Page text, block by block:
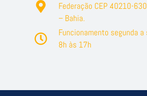
Federação CEP 40210-
– Bahia.
Funcionamento segunda
8h às 17h